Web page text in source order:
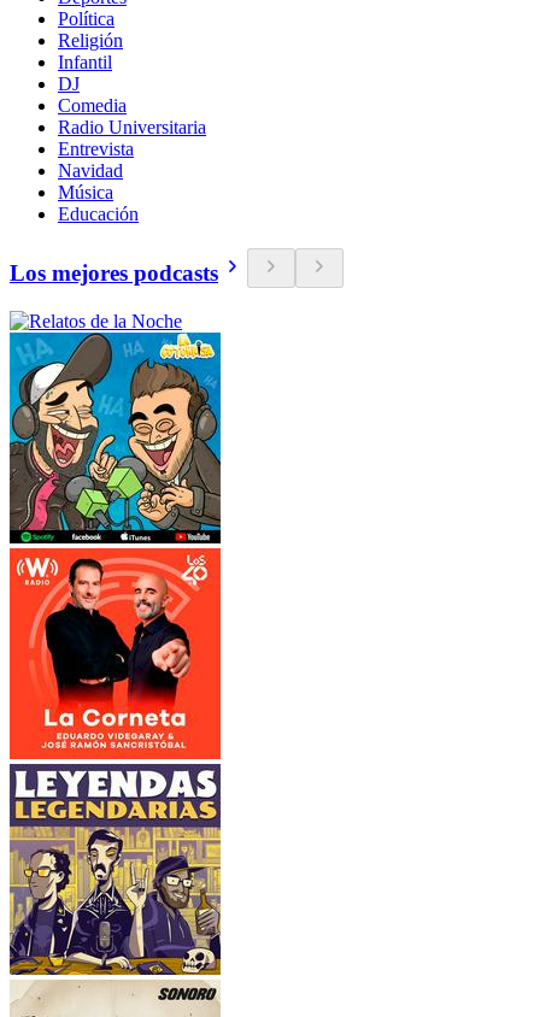
Política
Religión
Infantil
DJ
Comedia
Radio Universitaria
Entrevista
Navidad
Música
Educación
Los mejores podcasts